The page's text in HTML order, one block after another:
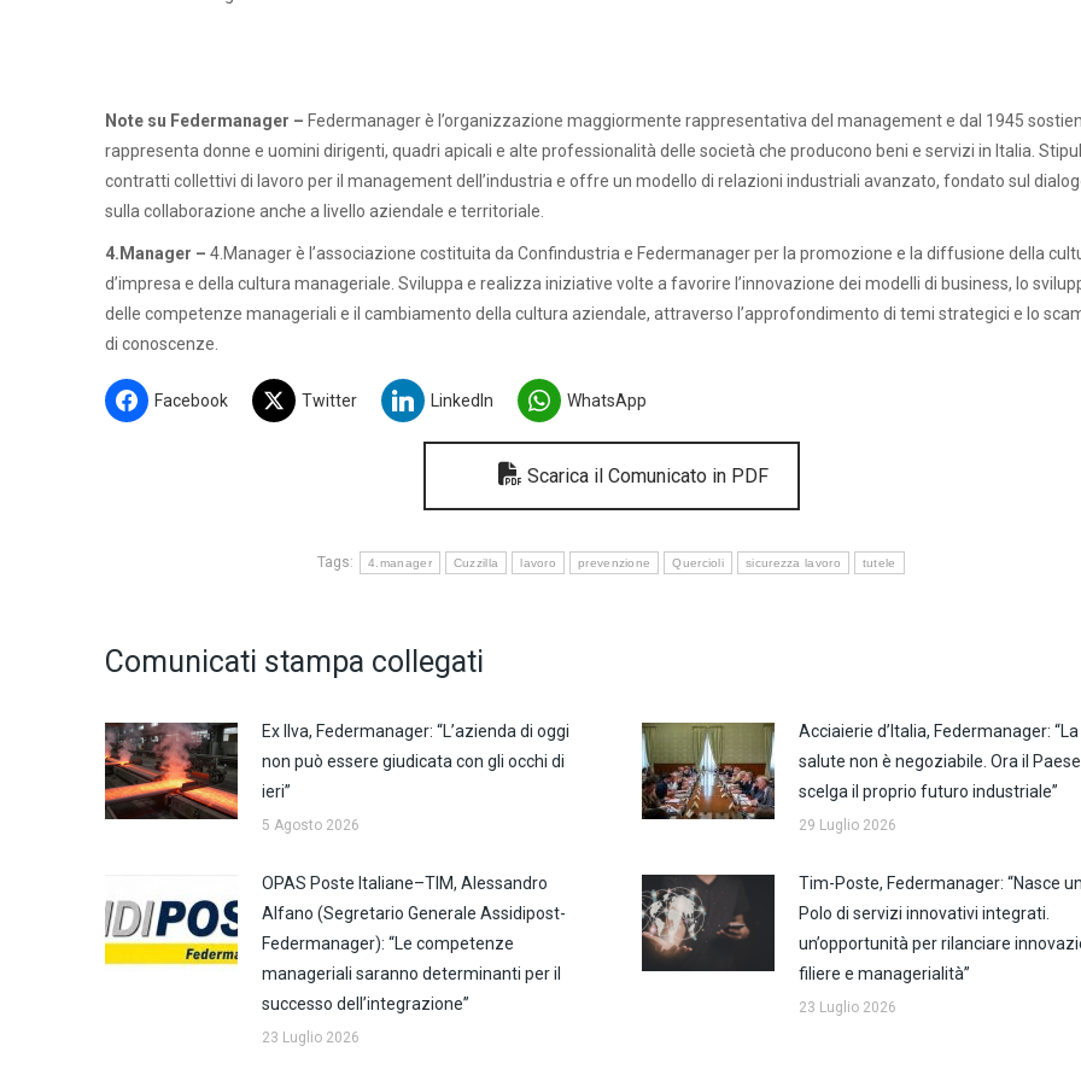
Note su Federmanager – Federmanager è l’organizzazione maggiormente rappresentativa del management e dal 1945
rappresenta donne e uomini dirigenti, quadri apicali e alte professionalità delle società che producono beni e servizi in Italia.
contratti collettivi di lavoro per il management dell’industria e offre un modello di relazioni industriali avanzato, fondato sul
sulla collaborazione anche a livello aziendale e territoriale.
4.Manager – 4.Manager è l’associazione costituita da Confindustria e Federmanager per la promozione e la diffusione della
d’impresa e della cultura manageriale. Sviluppa e realizza iniziative volte a favorire l’innovazione dei modelli di business, lo
delle competenze manageriali e il cambiamento della cultura aziendale, attraverso l’approfondimento di temi strategici e lo
di conoscenze.
Facebook Twitter LinkedIn WhatsApp
Scarica il Comunicato in PDF
Tags: 4.manager Cuzzilla lavoro prevenzione Quercioli sicurezza lavoro tutele
Comunicati stampa collegati
Ex Ilva, Federmanager: “L’azienda di oggi
non può essere giudicata con gli occhi di
ieri”
5 Agosto 2026
Acciaierie d’Italia, Federmanager: “La
salute non è negoziabile. Ora il Paese
scelga il proprio futuro industriale”
29 Luglio 2026
OPAS Poste Italiane–TIM, Alessandro
Alfano (Segretario Generale Assidipost-
Federmanager): “Le competenze
manageriali saranno determinanti per il
successo dell’integrazione”
23 Luglio 2026
Tim-Poste, Federmanager: “Nasce un
Polo di servizi innovativi integrati.
un’opportunità per rilanciare
filiere e managerialità”
23 Luglio 2026